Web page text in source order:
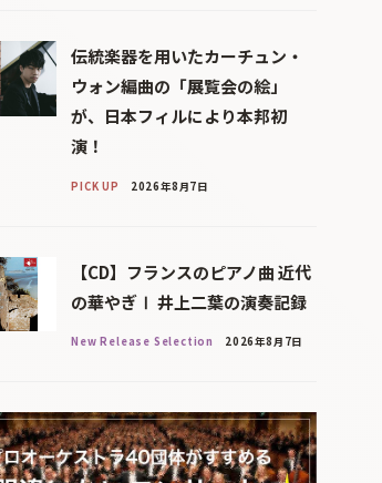
伝統楽器を用いたカーチュン・
ウォン編曲の「展覧会の絵」
が、日本フィルにより本邦初
演！
PICK UP 2026年8月7日
【CD】フランスのピアノ曲 近代
の華やぎⅠ 井上二葉の演奏記録
New Release Selection 2026年8月7日